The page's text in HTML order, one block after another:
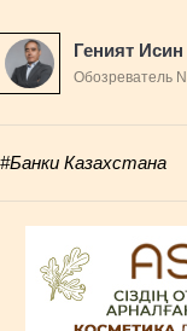
Геният Исин
Обозреватель
#Банки Казахстана